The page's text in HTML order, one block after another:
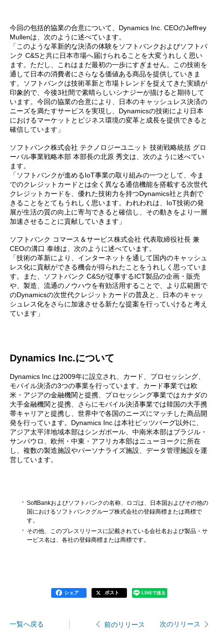
今回の包括的協業の合意について、Dynamics Inc. CEOのJeffrey
Mullenは、次のように述べています。
「このような革新的な決済の体験をソフトバンクおよびソフトバ
ンク C&Sと共に日本市場へ届けられることを大変うれしく思い
ます。ただし、これはまだ最初の一歩にすぎません。この技術を
通して日本の消費者にさらなる価値ある商品を提供していきま
す。ソフトバンクは技術革新と市場トレンドを捉えてきた実績が
印象的で、今後3社間で素晴らしいシナジーが描けると期待して
います。今回の協業の合意により、日本のキャッシュレス決済の
ニーズを満たすサービスを実現し、Dynamicsの技術により日本
におけるマーケットとビジネス環境の変革と成長を提供できると
確信しています」
ソフトバンク株式会社 テクノロジーユニット 技術戦略統括 グロ
ーバル事業戦略本部 本部長の北原 秀文は、次のように述べてい
ます。
「ソフトバンクが進めるIoT事業の取り組みの一つとして、今ま
でのクレジットカードとは全く異なる通信機能を搭載する次世代
クレジットカードを、優れた技術力を持つDynamics社と共創で
きることをとてもうれしく思います。われわれは、IoT技術の発
展が生活の質の向上に寄与できると確信し、その動きをより一層
加速させることに貢献していきます」
ソフトバンク コマース＆サービス株式会社 代表取締役社長 兼
CEOの溝口 泰雄は、次のように述べています。
「技術の革新により、インターネットを通して国内のキャッシュ
レス化に貢献ができる機会が得られたことをうれしく思っていま
す。また、ソフトバンク C&Sが従事するICT製品の企画・販売
や、製造、流通のノウハウを有効活用することで、より広範囲で
のDynamicsの次世代クレジットカードの普及と、日本のキャッ
シュレス化をさらに加速させる新たな提案を行っていけると考え
ています」
Dynamics Inc.について
Dynamics Inc.は2009年に設立され、カード、プロセッシング、
モバイル決済の3つの事業を行っています。カード事業では欧
米・アジアの金融機関と提携、プロセッシング事業ではカナダの
大手金融機関と提携、さらにモバイル決済事業では韓国の大手携
帯キャリアと提携し、世界中で各国のニーズにマッチした商品開
発を行っています。Dynamics Inc.は本社ピッツバーグ以外に、
アジア太平洋地域本部はシンガポール、中南米本部はブラジル・
サンパウロ、欧州・中東・アフリカ本部はニューヨークに所在
し、複数の製造施設やパーソナライズ施設、データ管理施設を運
営しています。
SoftBankおよびソフトバンクの名称、ロゴは、日本国およびその他の
国におけるソフトバンクグループ株式会社の登録商標または商標で
す。
その他、このプレスリリースに記載されている会社名および製品・サ
ービス名は、各社の登録商標または商標です。
シェア ポスト LINEで送る
一覧へ戻る 前のリリース 次のリリース